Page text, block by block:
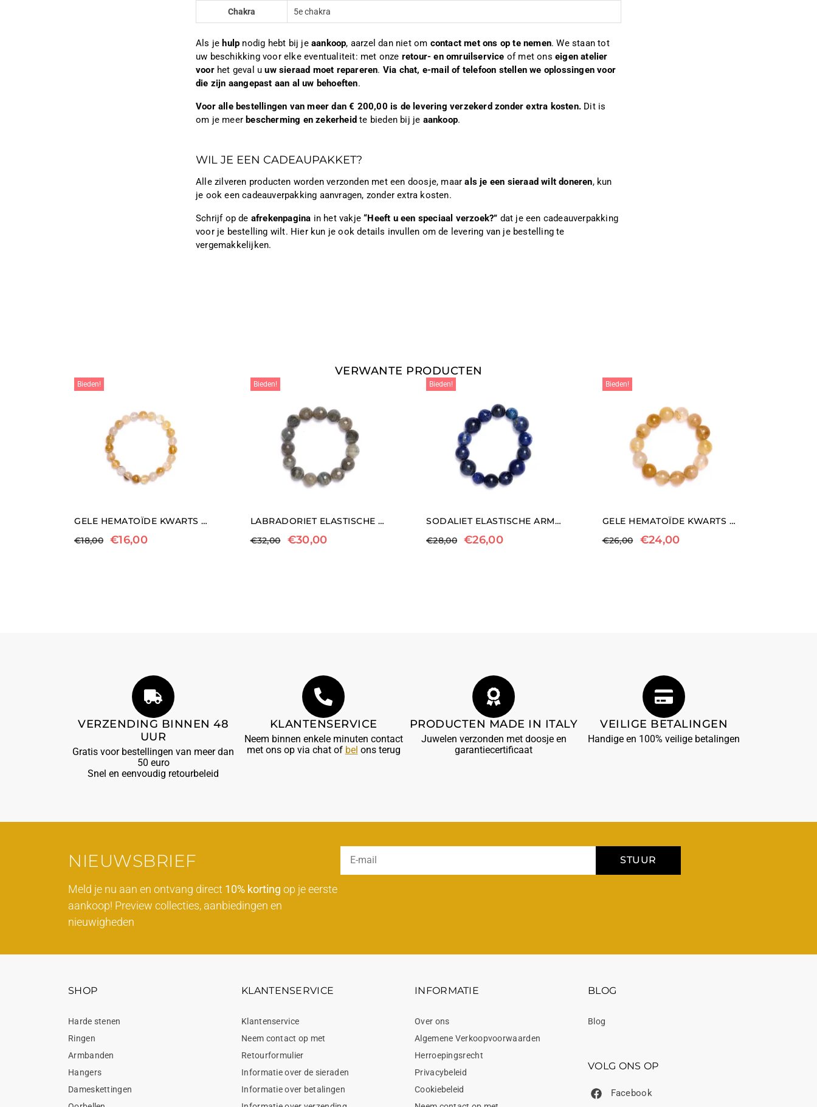
Chakra 5e chakra
Als je hulp nodig hebt bij jeaankoop, aarzel dan niet om contact met ons op te nemen. We staan tot
uw beschikking voor elke eventualiteit: met onze retour- en omruilservice of met onseigen atelier
voorhet geval uuw sieraad moet repareren. Via chat, e-mail of telefoon stellen we oplossingen voor
die zijn aangepast aan al uw behoeften.
Voor alle bestellingen van meer dan € 200,00 is de levering verzekerd zonder extra kosten. Dit is
om je meer bescherming en zekerheid te bieden bij je aankoop.
WIL JE EEN CADEAUPAKKET?
Alle zilveren producten worden verzonden met een doosje, maarals je een sieraad wilt doneren, kun
je ook een cadeauverpakking aanvragen, zonder extra kosten.
Schrijf op de afrekenpagina in het vakje“Heeft u een speciaal verzoek?” dat je een cadeauverpakking
voor je bestelling wilt. Hier kun je ook details invullen om de levering van je bestelling te
vergemakkelijken.
VERWANTE PRODUCTEN
Bieden!
GELE HEMATOÏDE KWARTS ELASTISCHE ARMBAND
€18,00 €16,00
Bieden!
LABRADORIET ELASTISCHE ARMBAND
€32,00 €30,00
Bieden!
SODALIET ELASTISCHE ARMBAND
€28,00 €26,00
Bieden!
GELE HEMATOÏDE KWARTS ELASTISCHE ARMBAND
€26,00 €24,00
VERZENDING BINNEN 48
UUR
Gratis voor bestellingen van meer dan
50 euro
Snel en eenvoudig retourbeleid
KLANTENSERVICE
Neem binnen enkele minuten contact
met ons op via chat of bel ons terug
PRODUCTEN MADE IN ITALY
Juwelen verzonden met doosje en
garantiecertificaat
VEILIGE BETALINGEN
Handige en 100% veilige betalingen
NIEUWSBRIEF
Meld je nu aan en ontvang direct 10% korting op je eerste
aankoop! Preview collecties, aanbiedingen en
nieuwigheden
STUUR
SHOP
Harde stenen
Ringen
Armbanden
Hangers
Dameskettingen
KLANTENSERVICE
Klantenservice
Neem contact op met
Retourformulier
Informatie over de sieraden
Informatie over betalingen
INFORMATIE
Over ons
Algemene Verkoopvoorwaarden
Herroepingsrecht
Privacybeleid
Cookiebeleid
BLOG
Blog
VOLG ONS OP
Facebook